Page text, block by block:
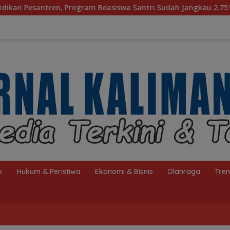
Beasiswa Santri Sudah Jangkau 2.751 Penerima
Hukum & Peristiwa Ekonomi & Bisnis Olahraga